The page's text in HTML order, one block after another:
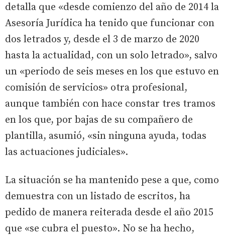
detalla que «desde comienzo del año de 2014 la
Asesoría Jurídica ha tenido que funcionar con
dos letrados y, desde el 3 de marzo de 2020
hasta la actualidad, con un solo letrado», salvo
un «periodo de seis meses en los que estuvo en
comisión de servicios» otra profesional,
aunque también con hace constar tres tramos
en los que, por bajas de su compañero de
plantilla, asumió, «sin ninguna ayuda, todas
las actuaciones judiciales».
La situación se ha mantenido pese a que, como
demuestra con un listado de escritos, ha
pedido de manera reiterada desde el año 2015
que «se cubra el puesto». No se ha hecho,